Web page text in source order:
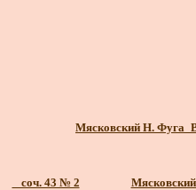
Мясковский Н.
_ соч. 43 № 2